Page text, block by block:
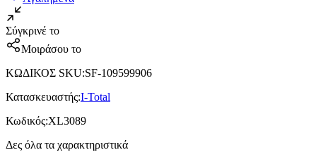
Σύγκρινέ το
Μοιράσου το
ΚΩΔΙΚΟΣ SKU:SF-109599906
Κατασκευαστής:I-Total
Κωδικός:XL3089
Δες όλα τα χαρακτηριστικά